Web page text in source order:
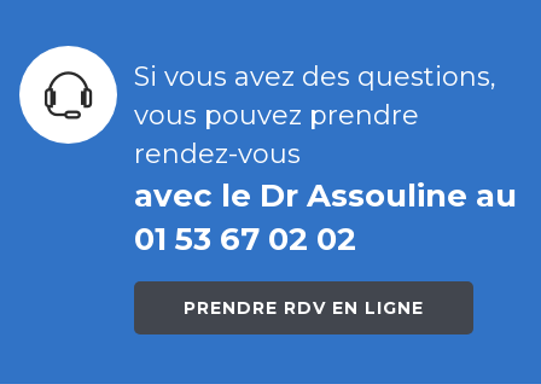
Si vous avez des questions,
vous pouvez prendre
rendez-vous
avec le Dr Assouline au
01 53 67 02 02
PRENDRE RDV EN LIGNE